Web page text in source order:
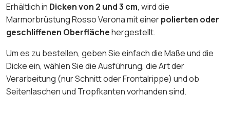
Erhältlich in Dicken von 2 und 3 cm, wird die
Marmorbrüstung Rosso Verona mit einerpolierten oder
geschliffenen Oberflächehergestellt.
Um es zu bestellen, geben Sie einfach die Maße und die
Dicke ein, wählen Sie die Ausführung, die Art der
Verarbeitung (nur Schnitt oder Frontalrippe) und ob
Seitenlaschen und Tropfkanten vorhanden sind.